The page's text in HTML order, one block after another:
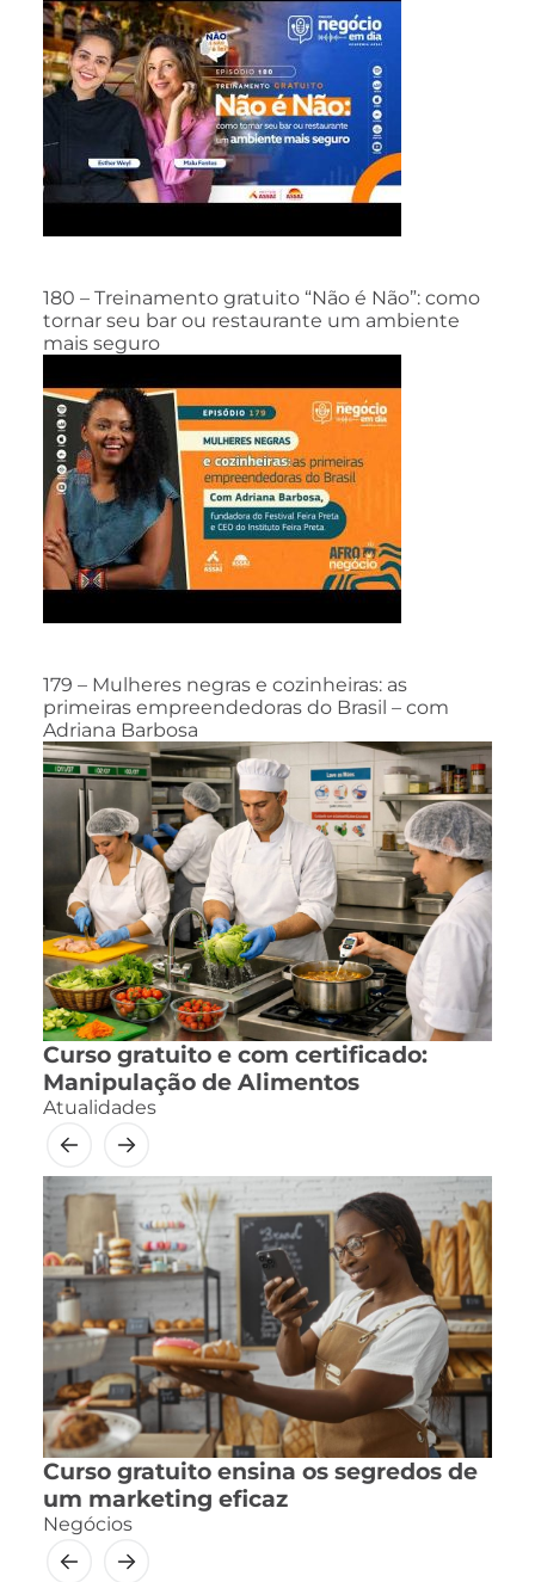
180 – Treinamento gratuito “Não é Não”: como
tornar seu bar ou restaurante um ambiente
mais seguro
179 – Mulheres negras e cozinheiras: as
primeiras empreendedoras do Brasil – com
Adriana Barbosa
Curso gratuito e com certificado:
Manipulação de Alimentos
Atualidades
Curso gratuito ensina os segredos de
um marketing eficaz
Negócios